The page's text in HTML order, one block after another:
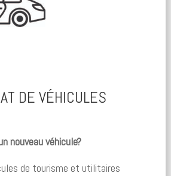
DE VÉHICULES
nouveau véhicule?
de tourisme et utilitaires